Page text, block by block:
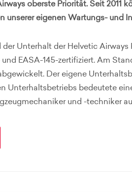
oberste Priorität. Seit 2011
unserer eigenen Wartungs- und
der Unterhalt der Helvetic
EASA-145-zertifiziert. Am
Der eigene
Unterhaltsbetriebs bedeutete
und -techniker